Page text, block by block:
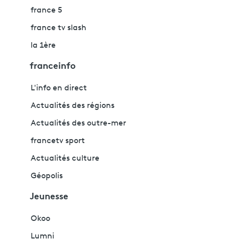
france 5
france tv slash
la 1ère
franceinfo
L'info en direct
Actualités des régions
Actualités des outre-mer
francetv sport
Actualités culture
Géopolis
Jeunesse
Okoo
Lumni